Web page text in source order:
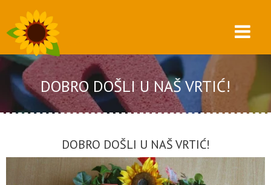
DOBRO DOŠLI U NAŠ VRTIĆ!
DOBRO DOŠLI U NAŠ VRTIĆ!